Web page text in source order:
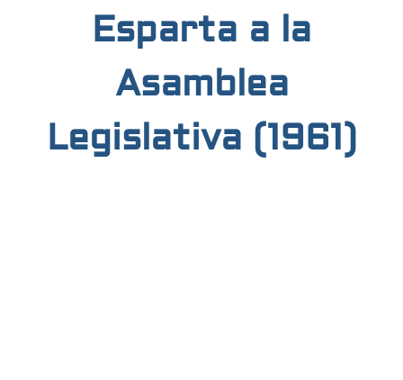
Esparta a la
Asamblea
Legislativa (1961)